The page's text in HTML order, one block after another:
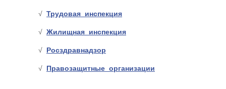
Трудовая инспекция
Жилищная инспекция
Росздравнадзор
Правозащитные организации